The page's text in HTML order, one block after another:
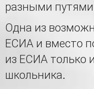
разными
Одна из
ЕСИА и вместо
из ЕСИА только
школьника.